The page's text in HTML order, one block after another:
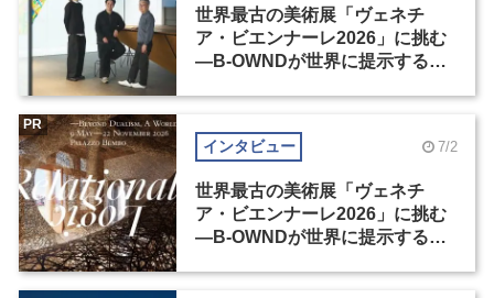
世界最古の美術展「ヴェネチ
ア・ビエンナーレ2026」に挑む
―B-OWNDが世界に提示する美
インタビュー 7/2
世界最古の美術展「ヴェネチ
ア・ビエンナーレ2026」に挑む
―B-OWNDが世界に提示する美
PR